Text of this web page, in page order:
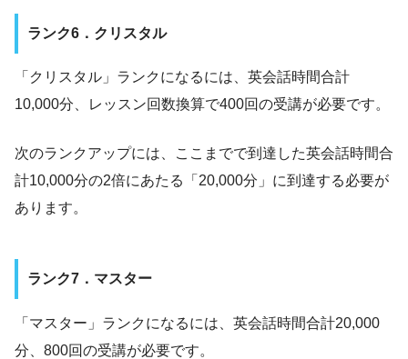
ランク6．クリスタル
「クリスタル」ランクになるには、英会話時間合計
10,000分、レッスン回数換算で400回の受講が必要です。
次のランクアップには、ここまでで到達した英会話時間合
計10,000分の2倍にあたる「20,000分」に到達する必要が
あります。
ランク7．マスター
「マスター」ランクになるには、英会話時間合計20,000
分、800回の受講が必要です。